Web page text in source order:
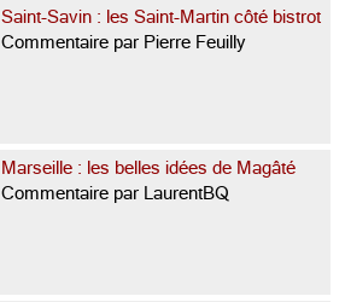
Saint-Savin : les Saint-Martin côté bistrot
Commentaire par Pierre Feuilly
Marseille : les belles idées de Magâté
Commentaire par LaurentBQ